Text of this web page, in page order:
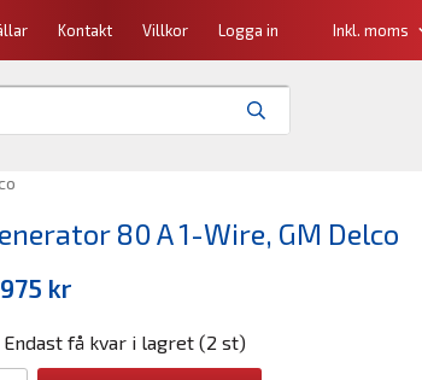
Kontakt Villkor Logga in
80 A 1-Wire, GM Delco
kr
Endast få kvar i lagret (2 st)